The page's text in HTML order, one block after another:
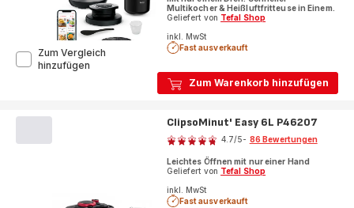
Zum Warenkorb hinzufügen
Multikocher & Heißluftfritteuse in Einem.
Geliefert von Tefal Shop
inkl. MwSt
Fast ausverkauft
Zum Vergleich
hinzufügen
ClipsoMinut' Easy 6L P46207
Bewertung
4.7/5- 86 Bewertungen
Leichtes Öffnen mit nur einer Hand
Geliefert von Tefal Shop
inkl. MwSt
Fast ausverkauft